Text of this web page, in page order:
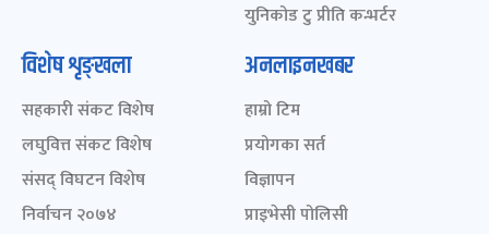
युनिकोड टु प्रीति कन्भर्टर
विशेष शृङ्खला
सहकारी संकट विशेष
लघुवित्त संकट विशेष
संसद् विघटन विशेष
निर्वाचन २०७४
अनलाइनखबर
हाम्रो टिम
प्रयोगका सर्त
विज्ञापन
प्राइभेसी पोलिसी